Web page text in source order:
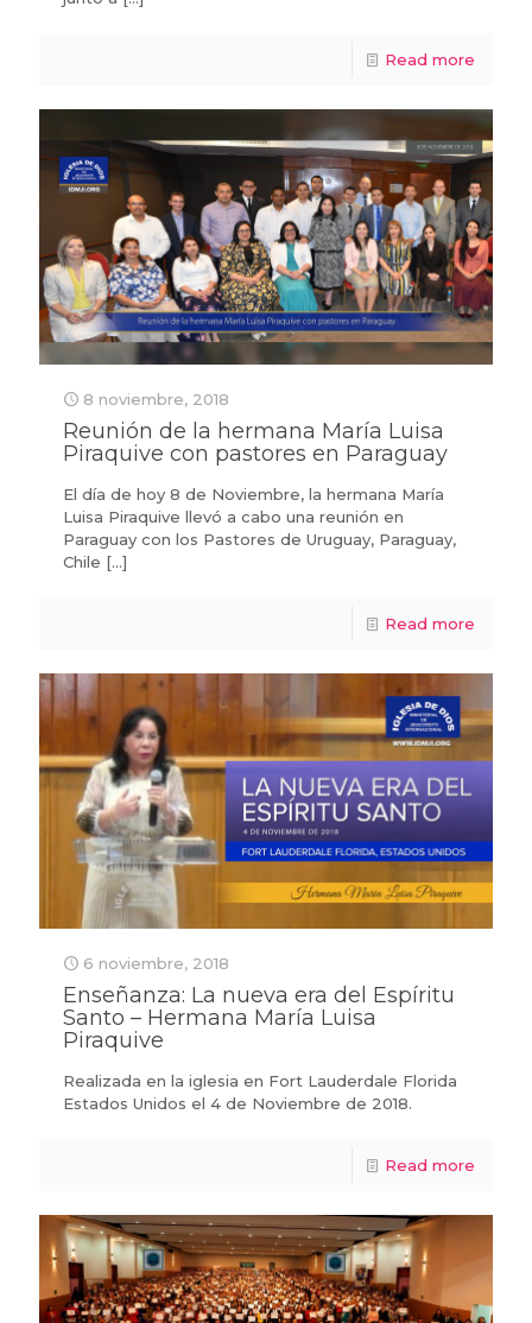
Read more
8 noviembre, 2018
Reunión de la hermana María Luisa
Piraquive con pastores en Paraguay
El día de hoy 8 de Noviembre, la hermana María
Luisa Piraquive llevó a cabo una reunión en
Paraguay con los Pastores de Uruguay, Paraguay,
Chile […]
Read more
6 noviembre, 2018
Enseñanza: La nueva era del Espíritu
Santo – Hermana María Luisa
Piraquive
Realizada en la iglesia en Fort Lauderdale Florida
Estados Unidos el 4 de Noviembre de 2018.
Read more